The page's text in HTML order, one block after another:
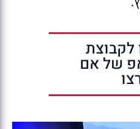
לקבוצת
של אם